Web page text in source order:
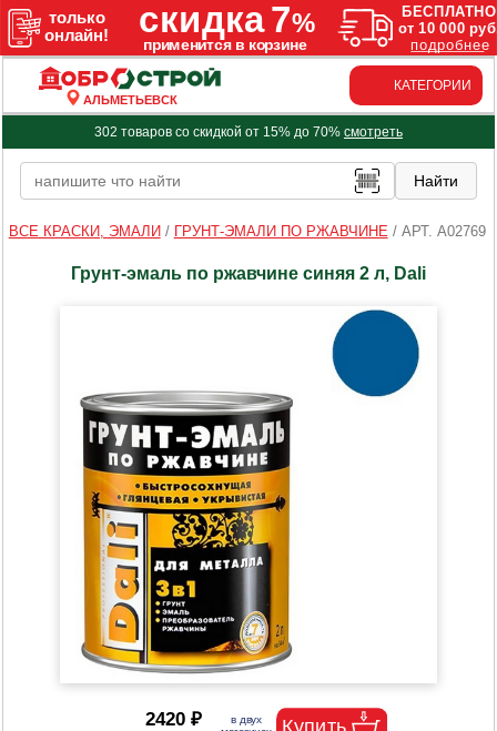
АЛЬМЕТЬЕВСК
КАТЕГОРИИ
302 товаров со скидкой от 15% до 70% смотреть
ВСЕ КРАСКИ, ЭМАЛИ / ГРУНТ-ЭМАЛИ ПО РЖАВЧИНЕ / АРТ. A02769
Грунт-эмаль по ржавчине синяя 2 л, Dali
2420 ₽